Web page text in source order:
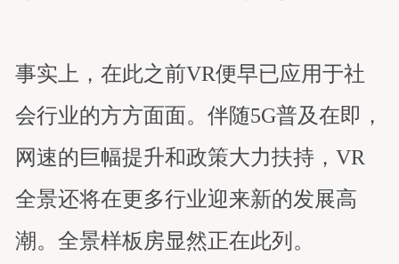
事实上，在此之前VR便早已应用于社
会行业的方方面面。伴随5G普及在即，
网速的巨幅提升和政策大力扶持，VR
全景还将在更多行业迎来新的发展高
潮。全景样板房显然正在此列。